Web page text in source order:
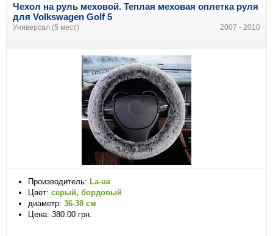
Чехол на руль меховой. Теплая меховая оплетка руля
для Volkswagen Golf 5
Универсал (5 мест) 2007 - 2010
Производитель: La-ua
Цвет: серый, бордовый
диаметр: 36-38 см
Цена: 380.00 грн.